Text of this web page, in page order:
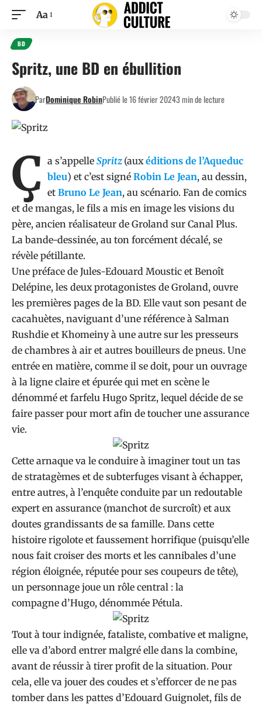
Aa
BD
Spritz, une BD en ébullition
ParDominique RobinPublié le 16 février 20243 min de lecture
Ç a s’appelle Spritz (auxéditions de l’Aqueduc
bleu) et c’est signé Robin Le Jean, au dessin,
et Bruno Le Jean, au scénario. Fan de comics
et de mangas, le fils a mis en image les visions du
père, ancien réalisateur de Groland sur Canal Plus.
La bande-dessinée, au ton forcément décalé, se
révèle pétillante.
Une préface de Jules-Edouard Moustic et Benoît
Delépine, les deux protagonistes de Groland, ouvre
les premières pages de la BD. Elle vaut son pesant de
cacahuètes, naviguant d’une référence à Salman
Rushdie et Khomeiny à une autre sur les presseurs
de chambres à air et autres bouilleurs de pneus. Une
entrée en matière, comme il se doit, pour un ouvrage
à la ligne claire et épurée qui met en scène le
dénommé et farfelu Hugo Spritz, lequel décide de se
faire passer pour mort afin de toucher une assurance
vie.
Cette arnaque va le conduire à imaginer tout un tas
de stratagèmes et de subterfuges visant à échapper,
entre autres, à l’enquête conduite par un redoutable
expert en assurance (manchot de surcroît) et aux
doutes grandissants de sa famille. Dans cette
histoire rigolote et faussement horrifique (puisqu’elle
nous fait croiser des morts et les cannibales d’une
région éloignée, réputée pour ses coupeurs de tête),
un personnage joue un rôle central : la
compagne d’Hugo, dénommée Pétula.
Tout à tour indignée, fataliste, combative et maligne,
elle va d’abord entrer malgré elle dans la combine,
avant de réussir à tirer profit de la situation. Pour
cela, elle va jouer des coudes et s’efforcer de ne pas
tomber dans les pattes d’Edouard Guignolet, fils de